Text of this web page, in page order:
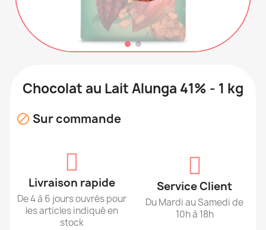
Chocolat au Lait Alunga 41% - 1 kg
 Sur commande
Livraison rapide
De 4 à 6 jours ouvrés pour
les articles indiqué en
stock
Service Client
Du Mardi au Samedi de
10h à 18h